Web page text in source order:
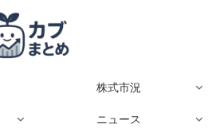
株式市況
ニュース